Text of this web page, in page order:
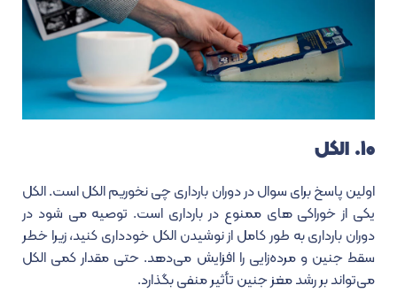
۱۰. الکل
اولین پاسخ برای سوالدر دوران بارداری چی نخوریم الکل است.الکل
یکی از خوراکی های ممنوع در بارداری است. توصیه می شود در
دوران بارداری به طور کامل از نوشیدن الکل خودداری کنید، زیرا خطر
سقط جنین و مرده‌زایی را افزایش می‌دهد. حتی مقدار کمی الکل
می‌تواند بر رشد مغز جنین تأثیر منفی بگذارد.